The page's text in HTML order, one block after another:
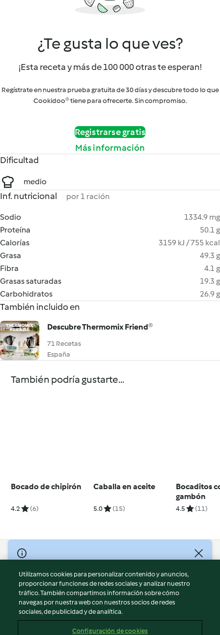
¿Te gusta lo que ves?
¡Esta receta y más de 100 000 otras te esperan!
Regístrate en nuestra prueba gratuita de 30 días y descubre todo lo que
Cookidoo® tiene para ofrecerte. Sin compromiso.
Registrarse gratis
Más información
Dificultad
medio
Inf. nutricional por 1 ración
Sodio
1334.9 mg
Proteína
50.1 g
Calorías
3159 kJ / 755 kcal
Grasa
49.3 g
Fibra
4.1 g
Grasas saturadas
19.3 g
Carbohidratos
26.9 g
También incluido en
Descubre Thermomix Friend®
71 Recetas
España
También podría gustarte...
Bocado de chipirón
4.2 (6)
Caballa en aceite
5.0 (15)
Bocaditos
gambón
4.5 (11)
© Copyright 2026
Términos de uso
Política de privacidad
Aviso legal
Información legal
Utilizamos cookies para personalizar contenido y anuncios,
proporcionar funciones de redes sociales y analizar nuestro
tráfico. También compartimos información sobre cómo
navegas por nuestra web con nuestros socios de redes
sociales, de publicidad y de analítica.
Configuración de cookies